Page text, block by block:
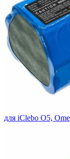
для iClebo O5,